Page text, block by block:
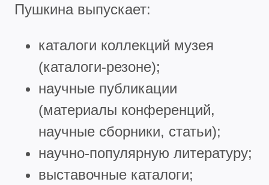
Пушкина выпускает:
каталоги коллекций музея
(каталоги-резоне);
научные публикации
(материалы конференций,
научные сборники, статьи);
научно-популярную литературу;
выставочные каталоги;